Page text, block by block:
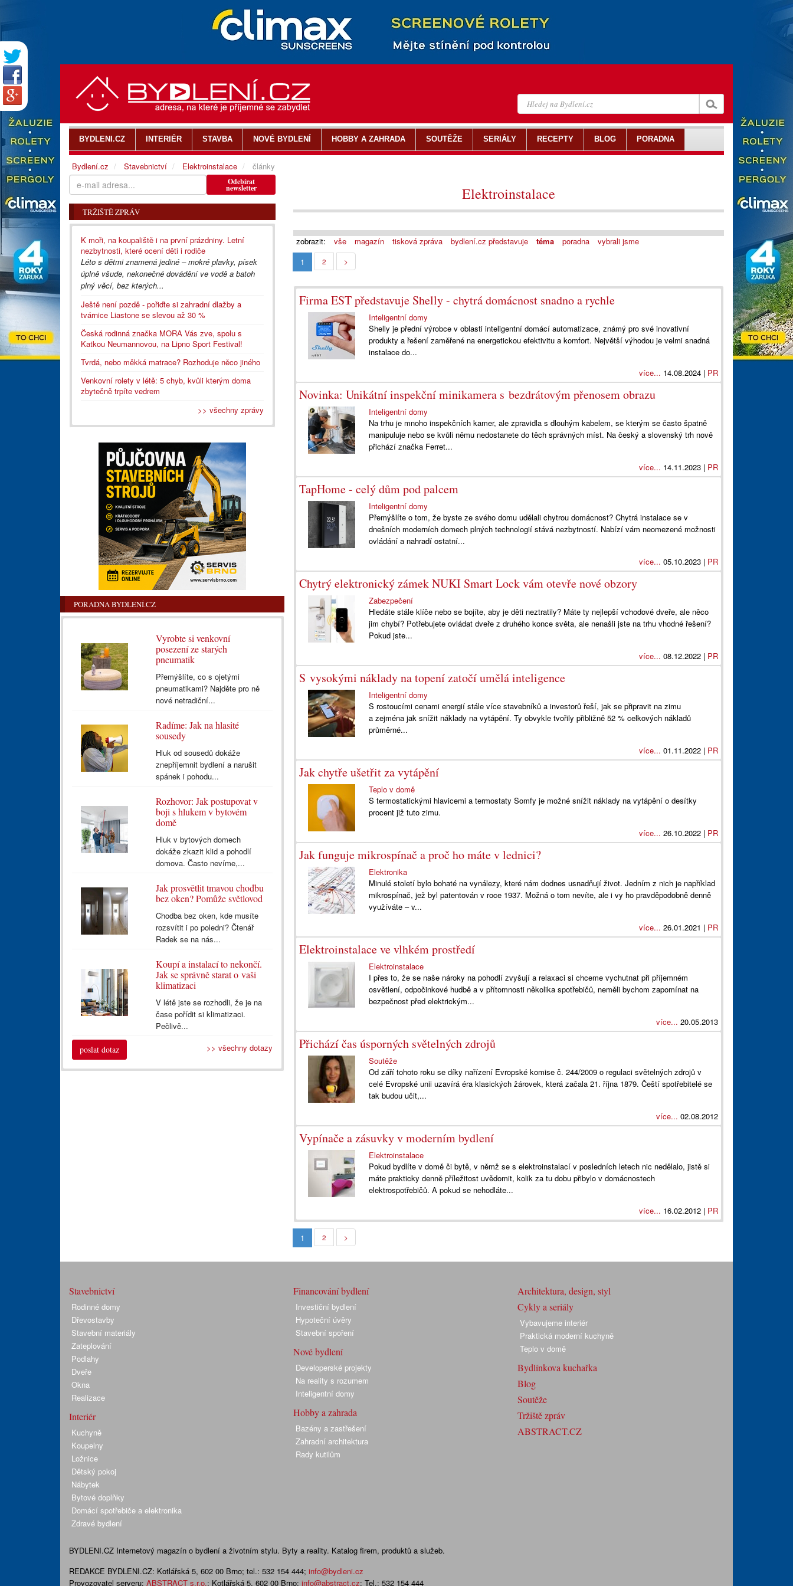
Elektroinstalace
zobrazit: vše magazín tisková zpráva bydlení.cz představuje téma poradna
vybrali jsme
1
2 >
Firma EST představuje Shelly - chytrá domácnost snadno a rychle
Inteligentní domy
Shelly je přední výrobce v oblasti inteligentní domácí automatizace, známý pro své inovativní
produkty a řešení zaměřené na energetickou efektivitu a komfort. Největší výhodou je velmi snadná
instalace do...
více... 14.08.2024 | PR
Novinka: Unikátní inspekční minikamera s bezdrátovým přenosem obrazu
Inteligentní domy
Na trhu je mnoho inspekčních kamer, ale zpravidla s dlouhým kabelem, se kterým se často špatně
manipuluje nebo se kvůli němu nedostanete do těch správných míst. Na český a slovenský trh nově
přichází značka Ferret...
více... 14.11.2023 | PR
TapHome - celý dům pod palcem
Inteligentní domy
Přemýšlíte o tom, že byste ze svého domu udělali chytrou domácnost? Chytrá instalace se v
dnešních moderních domech plných technologií stává nezbytností. Nabízí vám neomezené možnosti
ovládání a nahradí ostatní...
více... 05.10.2023 | PR
Chytrý elektronický zámek NUKI Smart Lock vám otevře nové obzory
Zabezpečení
Hledáte stále klíče nebo se bojíte, aby je děti neztratily? Máte ty nejlepší vchodové dveře, ale něco
jim chybí? Potřebujete ovládat dveře z druhého konce světa, ale nenašli jste na trhu vhodné řešení?
Pokud jste...
více... 08.12.2022 | PR
S vysokými náklady na topení zatočí umělá inteligence
Inteligentní domy
S rostoucími cenami energií stále více stavebníků a investorů řeší, jak se připravit na zimu
a zejména jak snížit náklady na vytápění. Ty obvykle tvořily přibližně 52 % celkových nákladů
průměrné...
více... 01.11.2022 | PR
Jak chytře ušetřit za vytápění
Teplo v domě
S termostatickými hlavicemi a termostaty Somfy je možné snížit náklady na vytápění o desítky
procent již tuto zimu.
více... 26.10.2022 | PR
Jak funguje mikrospínač a proč ho máte v lednici?
Elektronika
Minulé století bylo bohaté na vynálezy, které nám dodnes usnadňují život. Jedním z nich je například
mikrospínač, jež byl patentován v roce 1937. Možná o tom nevíte, ale i vy ho pravděpodobně denně
využíváte – v...
více... 26.01.2021 | PR
Elektroinstalace ve vlhkém prostředí
Elektroinstalace
I přes to, že se naše nároky na pohodlí zvyšují a relaxaci si chceme vychutnat při příjemném
osvětlení, odpočinkové hudbě a v přítomnosti několika spotřebičů, neměli bychom zapomínat na
bezpečnost před elektrickým...
více... 20.05.2013
Přichází čas úsporných světelných zdrojů
Soutěže
Od září tohoto roku se díky nařízení Evropské komise č. 244/2009 o regulaci světelných zdrojů v
celé Evropské unii uzavírá éra klasických žárovek, která začala 21. října 1879. Čeští spotřebitelé se
tak budou učit,...
více... 02.08.2012
Vypínače a zásuvky v moderním bydlení
Elektroinstalace
Pokud bydlíte v domě či bytě, v němž se s elektroinstalací v posledních letech nic nedělalo, jistě si
máte prakticky denně příležitost uvědomit, kolik za tu dobu přibylo v domácnostech
elektrospotřebičů. A pokud se nehodláte...
více... 16.02.2012 | PR
1 2 >
Odebírat
newsletter
TRŽIŠTĚ ZPRÁV
K moři, na koupaliště i na první prázdniny. Letní
nezbytnosti, které ocení děti i rodiče
Léto s dětmi znamená jediné – mokré plavky, písek
úplně všude, nekonečné dovádění ve vodě a batoh
plný věcí, bez kterých...
Ještě není pozdě - pořiďte si zahradní dlažby a
tvárnice Liastone se slevou až 30 %
Česká rodinná značka MORA Vás zve, spolu s
Katkou Neumannovou, na Lipno Sport Festival!
Tvrdá, nebo měkká matrace? Rozhoduje něco jiného
Venkovní rolety v létě: 5 chyb, kvůli kterým doma
zbytečně trpíte vedrem
>> všechny zprávy
PORADNA BYDLENÍ.CZ
Vyrobte si venkovní
posezení ze starých
pneumatik
Přemýšlíte, co s ojetými
pneumatikami? Najděte pro ně
nové netradiční...
Radíme: Jak na hlasité
sousedy
Hluk od sousedů dokáže
znepříjemnit bydlení a narušit
spánek i pohodu...
Rozhovor: Jak postupovat v
boji s hlukem v bytovém
domě
Hluk v bytových domech
dokáže zkazit klid a pohodlí
domova. Často nevíme,...
Jak prosvětlit tmavou chodbu
bez oken? Pomůže světlovod
Chodba bez oken, kde musíte
rozsvítit i po poledni? Čtenář
Radek se na nás...
Koupí a instalací to nekončí.
Jak se správně starat o vaši
klimatizaci
V létě jste se rozhodli, že je na
čase pořídit si klimatizaci.
Pečlivě...
poslat dotaz >> všechny dotazy
BYDLENI.CZ INTERIÉR STAVBA NOVÉ BYDLENÍ HOBBY A ZAHRADA SOUTĚŽE SERIÁLY RECEPTY BLOG PORADNA
Bydlení.cz Stavebnictví Elektroinstalace články
Stavebnictví
Rodinné domy
Dřevostavby
Stavební materiály
Zateplování
Podlahy
Dveře
Okna
Realizace
Interiér
Kuchyně
Koupelny
Ložnice
Dětský pokoj
Nábytek
Bytové doplňky
Domácí spotřebiče a elektronika
Zdravé bydlení
Financování bydlení
Investiční bydlení
Hypoteční úvěry
Stavební spoření
Nové bydlení
Developerské projekty
Na reality s rozumem
Inteligentní domy
Hobby a zahrada
Bazény a zastřešení
Zahradní architektura
Rady kutilům
Architektura, design, styl
Cykly a seriály
Vybavujeme interiér
Praktická moderní kuchyně
Teplo v domě
Bydlínkova kuchařka
Blog
Soutěže
Tržiště zpráv
ABSTRACT.CZ
BYDLENI.CZ Internetový magazín o bydlení a životním stylu. Byty a reality. Katalog firem, produktů a služeb.
REDAKCE BYDLENI.CZ: Kotlářská 5, 602 00 Brno; tel.: 532 154 444; info@bydleni.cz
Provozovatel serveru: ABSTRACT s.r.o.; Kotlářská 5, 602 00 Brno; info@abstract.cz; Tel.: 532 154 444